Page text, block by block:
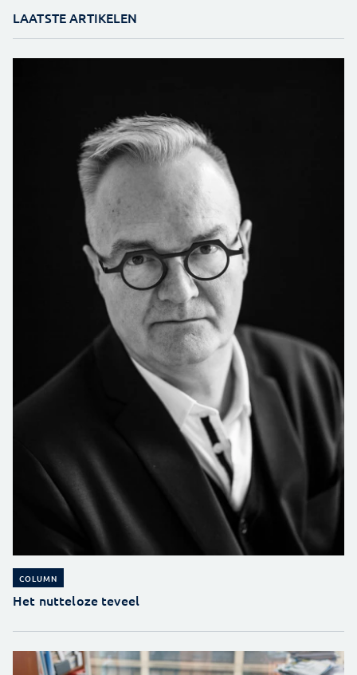
LAATSTE ARTIKELEN
COLUMN
Het nutteloze teveel